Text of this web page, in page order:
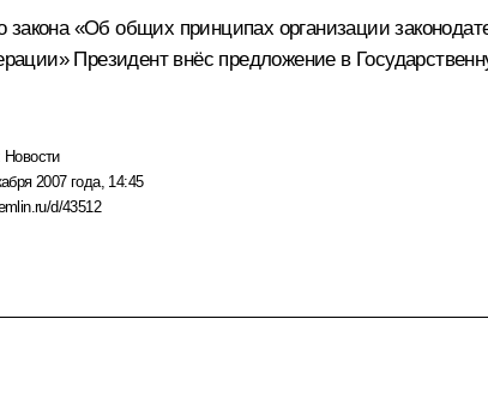
закона «Об общих принципах организации
Президент внёс предложение в
Новости
2007 года, 14:45
d/43512